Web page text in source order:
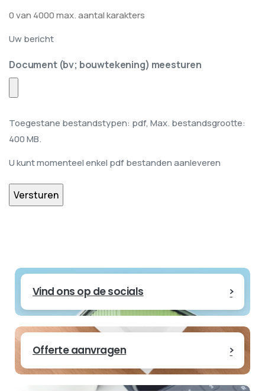
0 van 4000 max. aantal karakters
Uw bericht
Document (bv; bouwtekening) meesturen
Toegestane bestandstypen: pdf, Max. bestandsgrootte:
400 MB.
U kunt momenteel enkel pdf bestanden aanleveren
Vind ons op de socials
Offerte aanvragen